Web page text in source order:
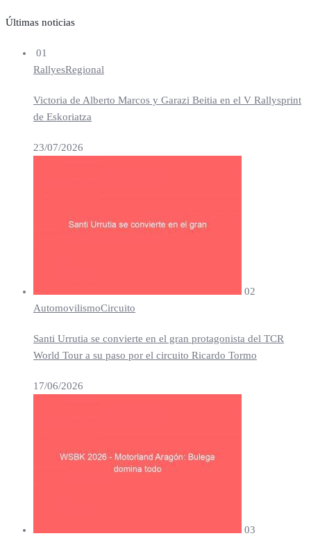
Últimas noticias
01
RallyesRegional
Victoria de Alberto Marcos y Garazi Beitia en el V Rallysprint
de Eskoriatza
23/07/2026
02
AutomovilismoCircuito
Santi Urrutia se convierte en el gran protagonista del TCR
World Tour a su paso por el circuito Ricardo Tormo
17/06/2026
03